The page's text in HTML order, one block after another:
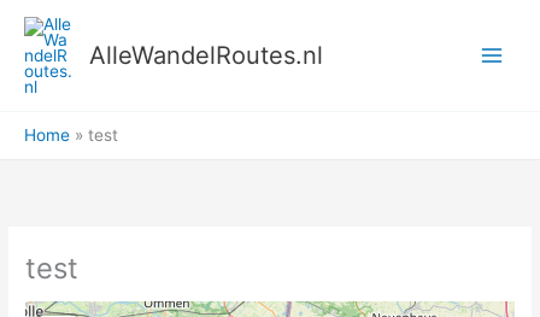
naar
inhoud
AlleWandelRoutes.nl
Home test
test